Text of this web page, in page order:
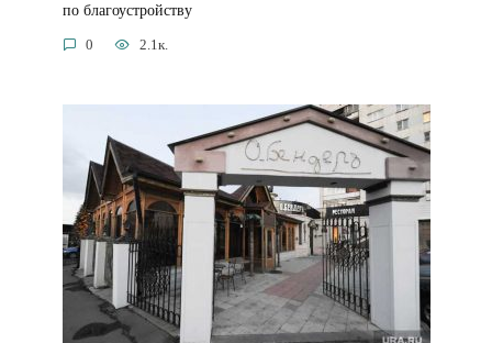
по благоустройству
0 2.1к.